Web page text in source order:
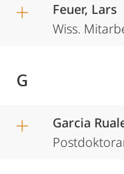
Feuer, Lars
Wiss.
G
Garcia